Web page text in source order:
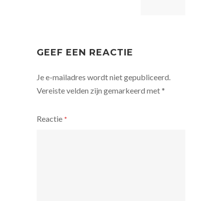
GEEF EEN REACTIE
Je e-mailadres wordt niet gepubliceerd.
Vereiste velden zijn gemarkeerd met*
Reactie *